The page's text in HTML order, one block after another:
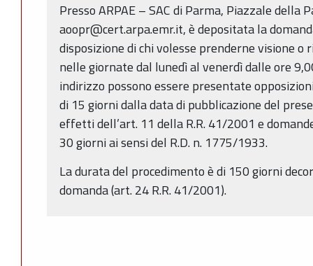
Presso ARPAE – SAC di Parma, Piazzale della
aoopr@cert.arpa.emr.it, è depositata la
disposizione di chi volesse prenderne visione
nelle giornate dal lunedì al venerdì dalle ore
indirizzo possono essere presentate
di 15 giorni dalla data di pubblicazione del
effetti dell’art. 11 della R.R. 41/2001 e
30 giorni ai sensi del R.D. n. 1775/1933.
La durata del procedimento è di 150 giorni
domanda (art. 24 R.R. 41/2001).